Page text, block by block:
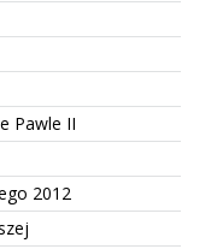
Pawle II
2012